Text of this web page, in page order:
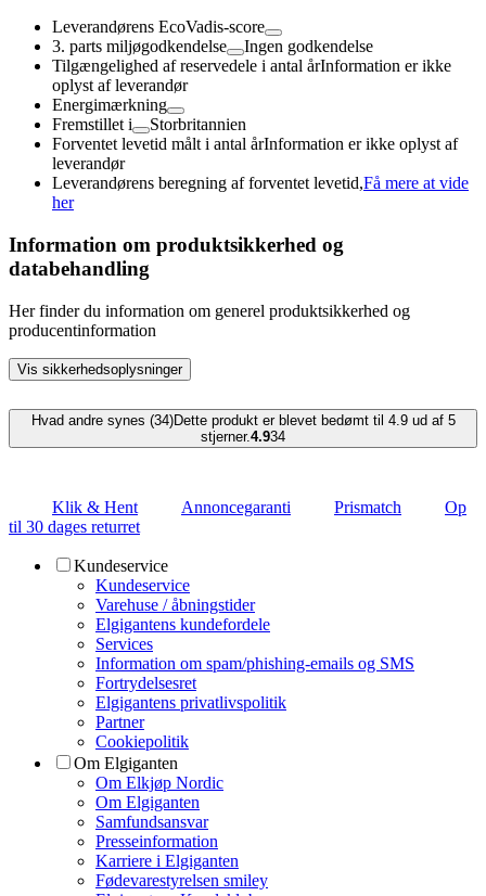
Leverandørens EcoVadis-score
3. parts miljøgodkendelse
Ingen godkendelse
Tilgængelighed af reservedele i antal årInformation er ikke
oplyst af leverandør
Energimærkning
Fremstillet i
Storbritannien
Forventet levetid målt i antal årInformation er ikke oplyst af
leverandør
Leverandørens beregning af forventet levetid,Få mere at vide
her
Information om produktsikkerhed og
databehandling
Her finder du information om generel produktsikkerhed og
producentinformation
Vis sikkerhedsoplysninger
Hvad andre synes (34)Dette produkt er blevet bedømt til 4.9 ud af 5
stjerner.4.934
Klik & Hent Annoncegaranti Prismatch
Op
til 30 dages returret
Kundeservice
Kundeservice
Varehuse / åbningstider
Elgigantens kundefordele
Services
Information om spam/phishing-emails og SMS
Fortrydelsesret
Elgigantens privatlivspolitik
Partner
Cookiepolitik
Om Elgiganten
Om Elkjøp Nordic
Om Elgiganten
Samfundsansvar
Presseinformation
Karriere i Elgiganten
Fødevarestyrelsen smiley